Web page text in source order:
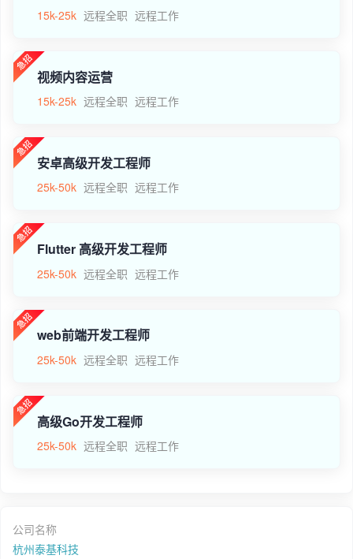
15k-25k 远程全职 远程工作
视频内容运营
15k-25k 远程全职 远程工作
安卓高级开发工程师
25k-50k 远程全职 远程工作
Flutter 高级开发工程师
25k-50k 远程全职 远程工作
web前端开发工程师
25k-50k 远程全职 远程工作
高级Go开发工程师
25k-50k 远程全职 远程工作
公司名称
杭州泰基科技